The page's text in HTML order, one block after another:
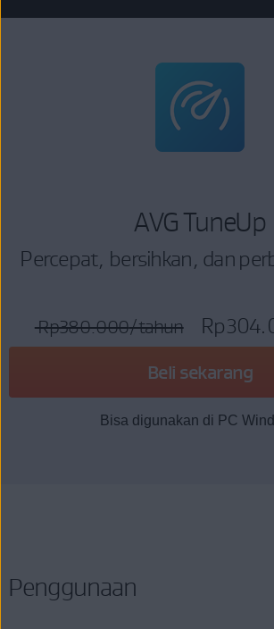
AVG TuneUp
Percepat, bersihkan, dan
Rp380.000/tahun
Beli sekarang
Bisa digunakan di PC
Penggunaan